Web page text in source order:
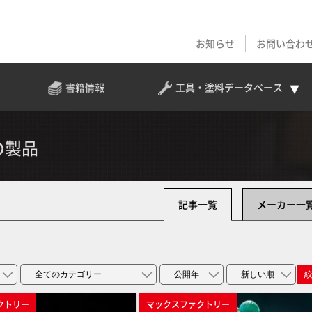
お知らせ お問い合わ
書籍情報 工具・塗料データベース
品
記事一覧 メーカー一
絞
トリー マックスファクトリー